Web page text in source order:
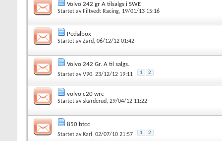
Volvo 242 gr A tilsalgs i SWE
Startet av Filtvedt Racing, 19/01/13 15:16
Pedalbox
Startet avZard, 06/12/12 01:42
Volvo 242 Gr. A til salgs.
Startet avV90, 23/12/12 19:11 1 2
volvo c20 wrc
Startet avskarderud, 29/04/12 11:22
850 btcc
Startet av Karl , 02/07/10 21:57 1 2